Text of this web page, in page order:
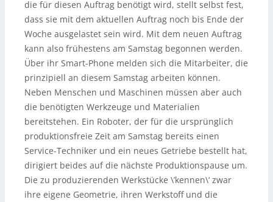
die für diesen Auftrag benötigt wird, stellt selbst fest,
dass sie mit dem aktuellen Auftrag noch bis Ende der
Woche ausgelastet sein wird. Mit dem neuen Auftrag
kann also frühestens am Samstag begonnen werden.
Über ihr Smart-Phone melden sich die Mitarbeiter, die
prinzipiell an diesem Samstag arbeiten können.
Neben Menschen und Maschinen müssen aber auch
die benötigten Werkzeuge und Materialien
bereitstehen. Ein Roboter, der für die ursprünglich
produktionsfreie Zeit am Samstag bereits einen
Service-Techniker und ein neues Getriebe bestellt hat,
dirigiert beides auf die nächste Produktionspause um.
Die zu produzierenden Werkstücke \’kennen\‘ zwar
ihre eigene Geometrie, ihren Werkstoff und die